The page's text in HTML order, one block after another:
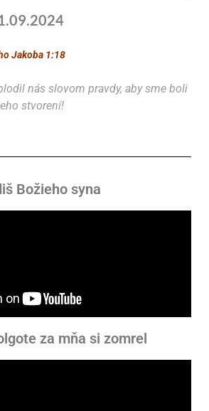
Jakoba 1:18
nás slovom pravdy, aby sme boli
stvorení!
Božieho syna
za mňa si zomrel